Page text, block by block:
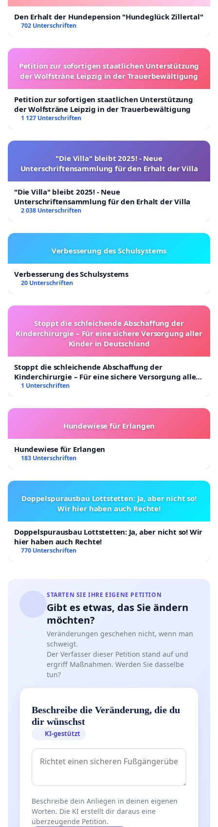
Den Erhalt der Hundepension "Hundeglück Zillertal"
702 Unterschriften
Petition zur sofortigen staatlichen Unterstützung
der Wolfsträne Leipzig in der Trauerbewältigung
Petition zur sofortigen staatlichen Unterstützung
der Wolfsträne Leipzig in der Trauerbewältigung
1 127 Unterschriften
"Die Villa" bleibt 2025! - Neue
Unterschriftensammlung für den Erhalt der Villa
"Die Villa" bleibt 2025! - Neue
Unterschriftensammlung für den Erhalt der Villa
2 038 Unterschriften
Verbesserung des Schulsystems
Verbesserung des Schulsystems
20 Unterschriften
Stoppt die schleichende Abschaffung der
Kinderchirurgie – Für eine sichere Versorgung aller
Kinder in Deutschland
Stoppt die schleichende Abschaffung der
Kinderchirurgie – Für eine sichere Versorgung aller
Kinder in Deutschland
1 Unterschriften
Hundewiese für Erlangen
Hundewiese für Erlangen
183 Unterschriften
Doppelspurausbau Lottstetten: Ja, aber nicht so!
Wir hier haben auch Rechte!
Doppelspurausbau Lottstetten: Ja, aber nicht so! Wir
hier haben auch Rechte!
770 Unterschriften
STARTEN SIE IHRE EIGENE PETITION
Gibt es etwas, das Sie ändern
möchten?
Veränderungen geschehen nicht, wenn man
schweigt.
Der Verfasser dieser Petition stand auf und
ergriff Maßnahmen. Werden Sie dasselbe
tun?
Beschreibe die Veränderung, die du
dir wünschst
KI-gestützt
Beschreibe dein Anliegen in deinen eigenen
Worten. Die KI erstellt dir daraus eine
überzeugende Petition.